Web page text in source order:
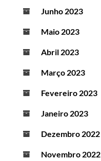
Junho 2023
Maio 2023
Abril 2023
Março 2023
Fevereiro 2023
Janeiro 2023
Dezembro 2022
Novembro 2022